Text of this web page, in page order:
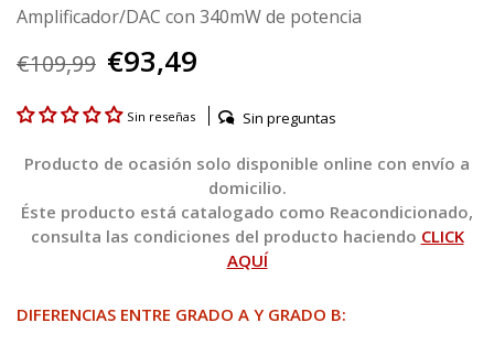
Amplificador/DAC con 340mW de potencia
€109,99 €93,49
Sin reseñas Sin preguntas
Producto de ocasión solo disponible online con envío a
domicilio.
Éste producto está catalogado como Reacondicionado,
consulta las condiciones del producto haciendo CLICK
AQUÍ
DIFERENCIAS ENTRE GRADO A Y GRADO B: